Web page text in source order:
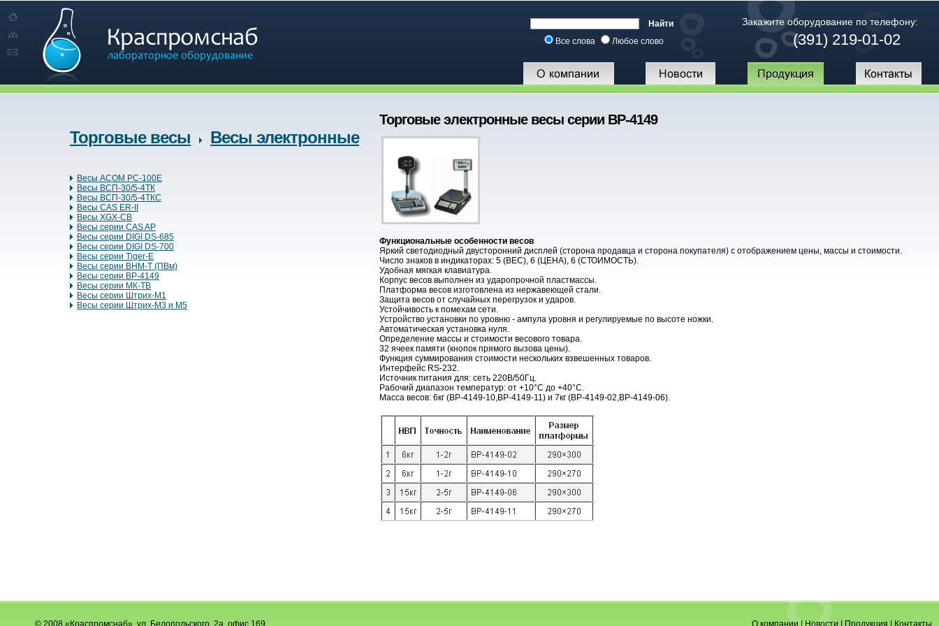
Все слова Любое слово
Закажите оборудование по телефону:
(391) 219-01-02
Торговые весы Весы электронные
Весы ACOM PC-100E
Весы BСП-30/5-4ТК
Весы BСП-30/5-4ТКС
Весы CAS ER-II
Весы XGX-CB
Весы серии CAS AP
Весы серии DIGI DS-685
Весы серии DIGI DS-700
Весы серии Tiger-E
Весы серии ВНМ-Т (ПВм)
Весы серии ВР-4149
Весы серии МК-ТВ
Весы серии Штрих-М1
Весы серии Штрих-М3 и М5
Торговые электронные весы серии ВР-4149
Функциональные особенности весов
Яркий светодиодный двусторонний дисплей (сторона продавца и сторона покупателя) с отображением цены, массы и стоимости.
Число знаков в индикаторах: 5 (ВЕС), 6 (ЦЕНА), 6 (СТОИМОСТЬ).
Удобная мягкая клавиатура.
Корпус весов выполнен из ударопрочной пластмассы.
Платформа весов изготовлена из нержавеющей стали.
Защита весов от случайных перегрузок и ударов.
Устойчивость к помехам сети.
Устройство установки по уровню - ампула уровня и регулируемые по высоте ножки.
Автоматическая установка нуля.
Определение массы и стоимости весового товара.
32 ячеек памяти (кнопок прямого вызова цены).
Функция суммирования стоимости нескольких взвешенных товаров.
Интерфейс RS-232.
Источник питания для: сеть 220В/50Гц.
Рабочий диапазон температур: от +10°С до +40°C.
Масса весов: 6кг (ВР-4149-10,ВР-4149-11) и 7кг (ВР-4149-02,ВР-4149-06).
© 2008 «Краспромснаб», ул. Белопольского, 2а, офис 169 О компании |Новости Продукция Контакты